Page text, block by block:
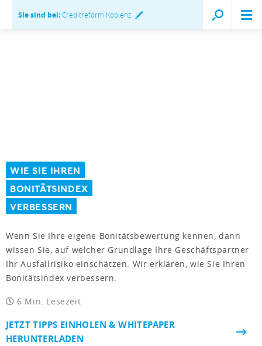
Sie sind bei:Creditreform Koblenz
WIE SIE IHREN
BONITÄTSINDEX
VERBESSERN
Wenn Sie Ihre eigene Bonitätsbewertung kennen, dann
wissen Sie, auf welcher Grundlage Ihre Geschäftspartner
Ihr Ausfallrisiko einschätzen. Wir erklären, wie Sie Ihren
Bonitätsindex verbessern.
6 Min. Lesezeit
JETZT TIPPS EINHOLEN & WHITEPAPER
HERUNTERLADEN